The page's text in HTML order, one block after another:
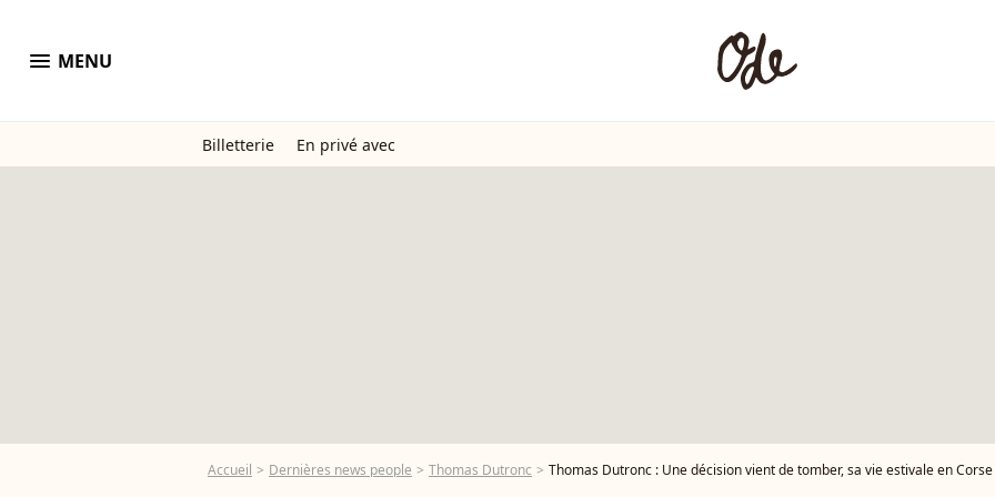
menu MENU
Billetterie En privé avec
Accueil Dernières news people Thomas Dutronc Thomas Dutronc : Une décision vient de tomber, sa vie estivale en